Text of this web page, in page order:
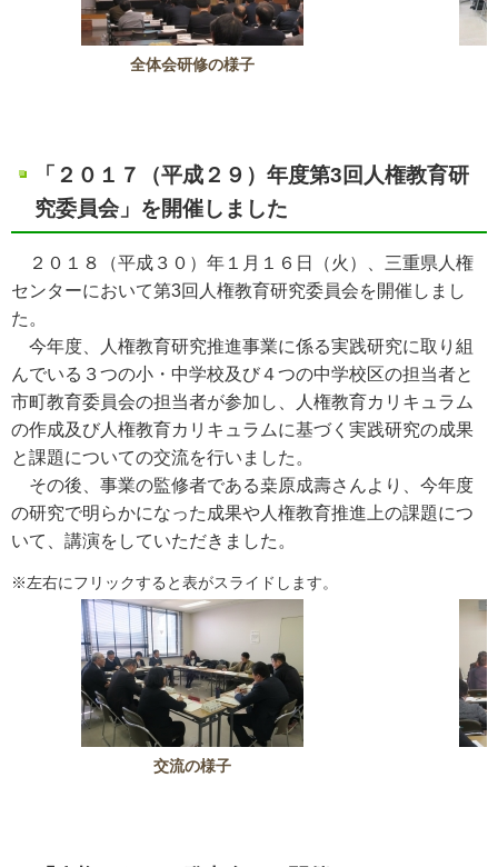
全体会研修の様子
「２０１７（平成２９）年度第3回人権教育研
究委員会」を開催しました
２０１８（平成３０）年１月１６日（火）、三重県人権
センターにおいて第3回人権教育研究委員会を開催しまし
た。
今年度、人権教育研究推進事業に係る実践研究に取り組
んでいる３つの小・中学校及び４つの中学校区の担当者と
市町教育委員会の担当者が参加し、人権教育カリキュラム
の作成及び人権教育カリキュラムに基づく実践研究の成果
と課題についての交流を行いました。
その後、事業の監修者である桒原成壽さんより、今年度
の研究で明らかになった成果や人権教育推進上の課題につ
いて、講演をしていただきました。
※左右にフリックすると表がスライドします。
交流の様子